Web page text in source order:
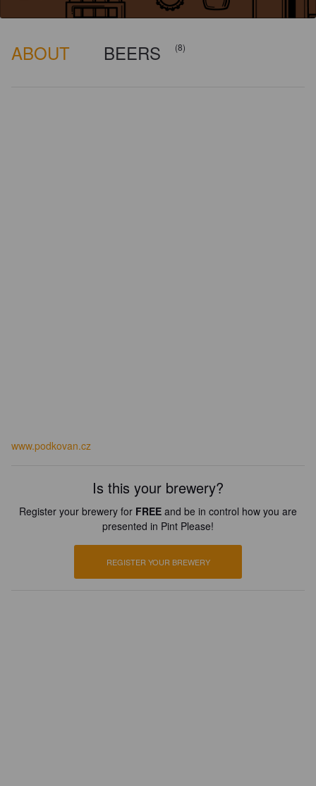
ABOUT BEERS (8)
www.podkovan.cz
Is this your brewery?
Register your brewery for FREE and be in control how you are
presented in Pint Please!
REGISTER YOUR BREWERY